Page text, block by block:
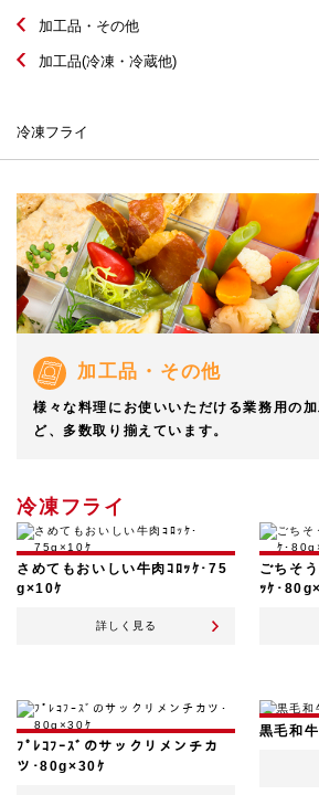
加工品・その他
加工品(冷凍・冷蔵他)
冷凍フライ
加工品・その他
様々な料理にお使いいただける業務用の
ど、多数取り揃えています。
冷凍フライ
さめてもおいしい牛肉ｺﾛｯｹ･75
g×10ｹ
詳しく見る
ごちそ
ｯｹ･
ﾌﾟﾚｺﾌｰｽﾞのサックリメンチカ
ツ･80g×30ｹ
黒毛和